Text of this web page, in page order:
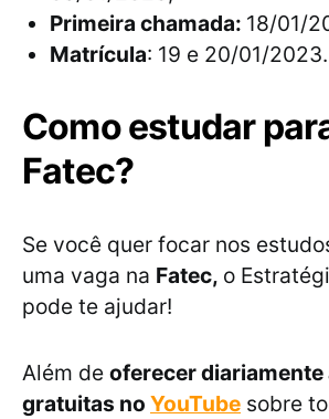
Primeira chamada: 18/01/
Matrícula: 19 e 20/01/2023.
Como estudar
Fatec?
Se você quer focar nos
uma vaga na Fatec, o
pode te ajudar!
Além de oferecer diariamente
gratuitas no YouTube sobre